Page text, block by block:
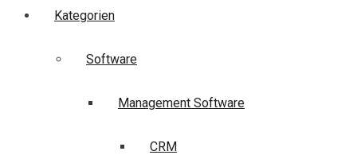
Kategorien
Software
Management Software
CRM